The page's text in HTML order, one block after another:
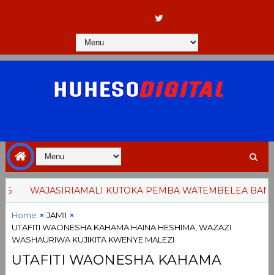
WAJASIRIAMALI KUTOKA PEMBA WATEMBELEA BANDA
Home
JAMII
UTAFITI WAONESHA KAHAMA HAINA HESHIMA, WAZAZI
WASHAURIWA KUJIKITA KWENYE MALEZI
UTAFITI WAONESHA KAHAMA